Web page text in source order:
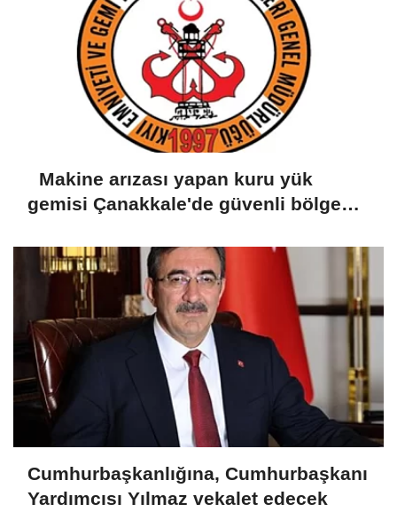
Makine arızası yapan kuru yük
gemisi Çanakkale'de güvenli bölgeye
Cumhurbaşkanlığına, Cumhurbaşkanı
Yardımcısı Yılmaz vekalet edecek